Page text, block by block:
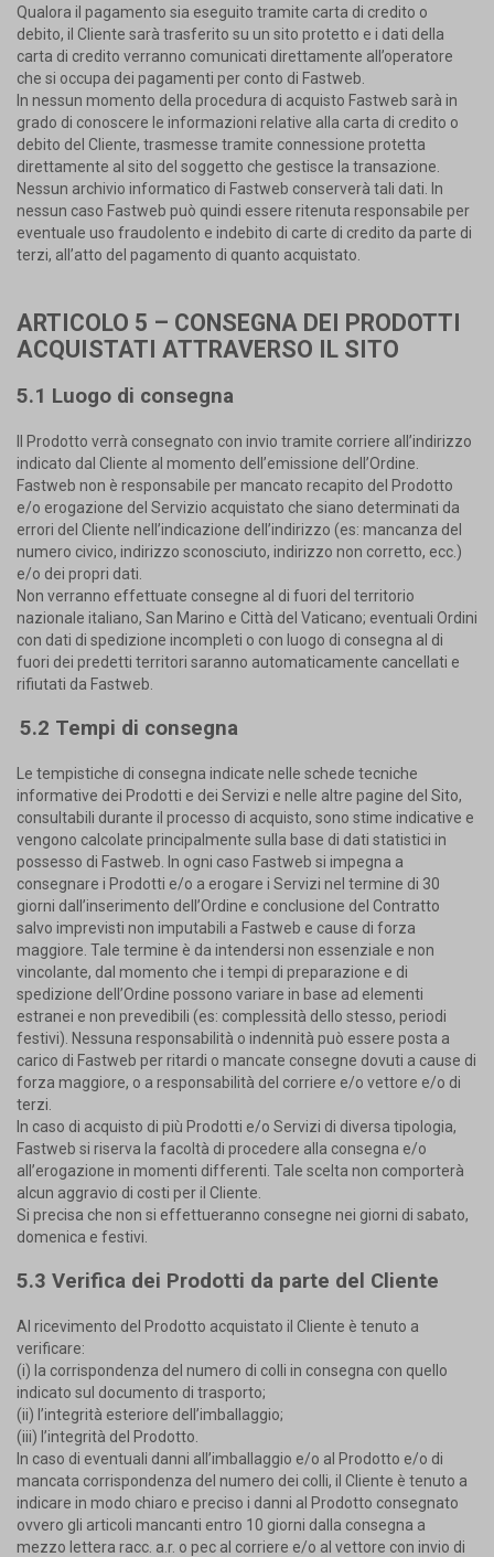
Qualora il pagamento sia eseguito tramite carta di credito o
debito, il Cliente sarà trasferito su un sito protetto e i dati della
carta di credito verranno comunicati direttamente all’operatore
che si occupa dei pagamenti per conto di Fastweb.
In nessun momento della procedura di acquisto Fastweb sarà in
grado di conoscere le informazioni relative alla carta di credito o
debito del Cliente, trasmesse tramite connessione protetta
direttamente al sito del soggetto che gestisce la transazione.
Nessun archivio informatico di Fastweb conserverà tali dati. In
nessun caso Fastweb può quindi essere ritenuta responsabile per
eventuale uso fraudolento e indebito di carte di credito da parte di
terzi, all’atto del pagamento di quanto acquistato.
ARTICOLO 5 – CONSEGNA DEI PRODOTTI
ACQUISTATI ATTRAVERSO IL SITO
5.1 Luogo di consegna
Il Prodotto verrà consegnato con invio tramite corriere all’indirizzo
indicato dal Cliente al momento dell’emissione dell’Ordine.
Fastweb non è responsabile per mancato recapito del Prodotto
e/o erogazione del Servizio acquistato che siano determinati da
errori del Cliente nell’indicazione dell’indirizzo (es: mancanza del
numero civico, indirizzo sconosciuto, indirizzo non corretto, ecc.)
e/o dei propri dati.
Non verranno effettuate consegne al di fuori del territorio
nazionale italiano, San Marino e Città del Vaticano; eventuali Ordini
con dati di spedizione incompleti o con luogo di consegna al di
fuori dei predetti territori saranno automaticamente cancellati e
rifiutati da Fastweb.
5.2 Tempi di consegna
Le tempistiche di consegna indicate nelle schede tecniche
informative dei Prodotti e dei Servizi e nelle altre pagine del Sito,
consultabili durante il processo di acquisto, sono stime indicative e
vengono calcolate principalmente sulla base di dati statistici in
possesso di Fastweb. In ogni caso Fastweb si impegna a
consegnare i Prodotti e/o a erogare i Servizi nel termine di 30
giorni dall’inserimento dell’Ordine e conclusione del Contratto
salvo imprevisti non imputabili a Fastweb e cause di forza
maggiore. Tale termine è da intendersi non essenziale e non
vincolante, dal momento che i tempi di preparazione e di
spedizione dell’Ordine possono variare in base ad elementi
estranei e non prevedibili (es: complessità dello stesso, periodi
festivi). Nessuna responsabilità o indennità può essere posta a
carico di Fastweb per ritardi o mancate consegne dovuti a cause di
forza maggiore, o a responsabilità del corriere e/o vettore e/o di
terzi.
In caso di acquisto di più Prodotti e/o Servizi di diversa tipologia,
Fastweb si riserva la facoltà di procedere alla consegna e/o
all’erogazione in momenti differenti. Tale scelta non comporterà
alcun aggravio di costi per il Cliente.
Si precisa che non si effettueranno consegne nei giorni di sabato,
domenica e festivi.
5.3 Verifica dei Prodotti da parte del Cliente
Al ricevimento del Prodotto acquistato il Cliente è tenuto a
verificare:
(i) la corrispondenza del numero di colli in consegna con quello
indicato sul documento di trasporto;
(ii) l’integrità esteriore dell’imballaggio;
(iii) l’integrità del Prodotto.
In caso di eventuali danni all’imballaggio e/o al Prodotto e/o di
mancata corrispondenza del numero dei colli, il Cliente è tenuto a
indicare in modo chiaro e preciso i danni al Prodotto consegnato
ovvero gli articoli mancanti entro 10 giorni dalla consegna a
mezzo lettera racc. a.r. o pec al corriere e/o al vettore con invio di